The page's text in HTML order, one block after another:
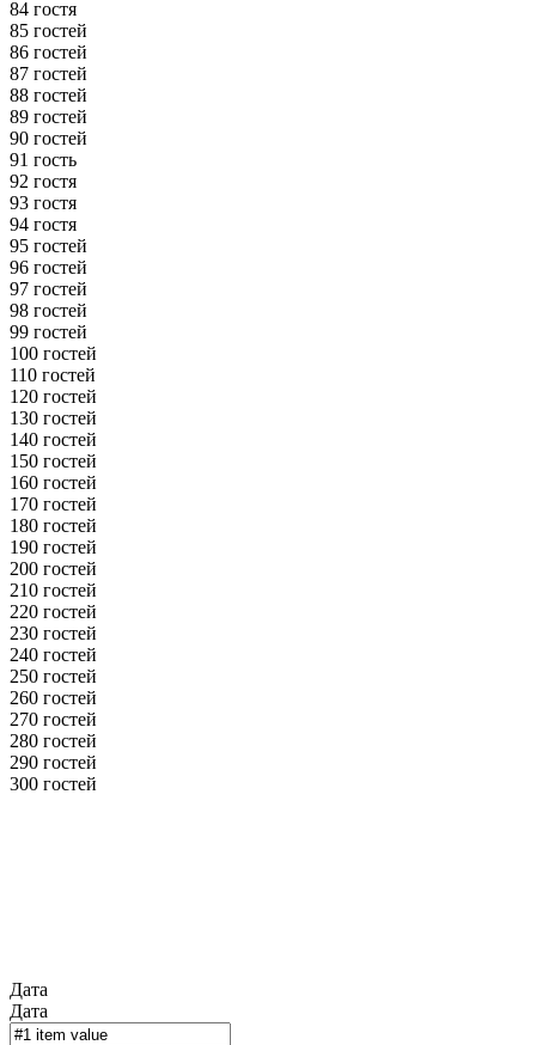
84 гостя
85 гостей
86 гостей
87 гостей
88 гостей
89 гостей
90 гостей
91 гость
92 гостя
93 гостя
94 гостя
95 гостей
96 гостей
97 гостей
98 гостей
99 гостей
100 гостей
110 гостей
120 гостей
130 гостей
140 гостей
150 гостей
160 гостей
170 гостей
180 гостей
190 гостей
200 гостей
210 гостей
220 гостей
230 гостей
240 гостей
250 гостей
260 гостей
270 гостей
280 гостей
290 гостей
300 гостей
Дата
Дата